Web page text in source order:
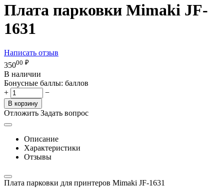
Плата парковки Mimaki JF-
1631
Написать отзыв
35000 ₽
В наличии
Бонусные баллы: баллов
+
−
В корзину
Отложить Задать вопрос
Описание
Характеристики
Отзывы
Плата парковки для принтеров Mimaki JF-1631